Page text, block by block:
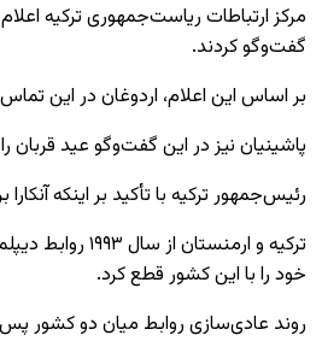
مرکز ارتباطات ریاست‌جمهوری ترکیه
گفت‌وگو کردند.
بر اساس این اعلام، اردوغان در این
پاشینیان نیز در این گفت‌وگو عید
رئیس‌جمهور ترکیه با تأکید بر اینکه
ترکیه و ارمنستان از سال ۱۹۹۳ روابط
خود را با این کشور قطع کرد.
روند عادی‌سازی روابط میان دو کشور